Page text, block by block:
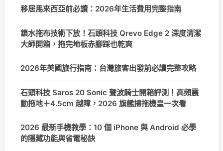
移居馬來西亞前必讀：2026年生活費用完整指南
鎖水拖布技術下放！石頭科技 Qrevo Edge 2 深度清潔
大師開箱，拖完地板赤腳踩也乾爽
2026年美國旅行指南：台灣旅客出發前必讀完整攻略
石頭科技 Saros 20 Sonic 聲波騎士開箱評測！高頻震
動拖地＋4.5cm 越障，2026 旗艦掃拖機皇一次看
2026 最新手機教學：10 個 iPhone 與 Android 必學
的隱藏功能與省電秘訣